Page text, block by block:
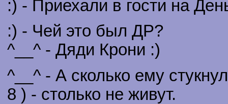
:) - Приехали в гости на
:) - Чей это был ДР?
^__^ - Дяди Крони :)
^__^ - А сколько ему
8 ) - столько не живут.